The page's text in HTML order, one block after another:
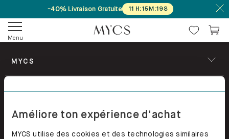
Améliore ton expérience d'achat
MYCS utilise des cookies et des technologies similaires
-40% Livraison Gratuite 11 H:15M:19S
Menu
MYCS
ARMOIRES